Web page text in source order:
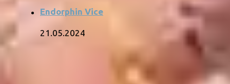
Endorphin Vice
21.05.2024